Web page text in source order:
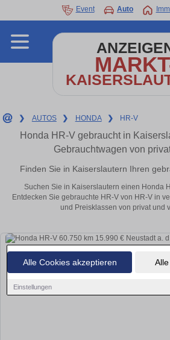
Alle Cookies akzeptieren
Einstellungen
Event Auto
❯ AUTOS ❯ HONDA ❯ HR-V
Honda HR-V gebraucht in
Gebrauchtwagen von
Finden Sie in Kaiserslautern Ihren
Suchen Sie in Kaiserslautern einen Honda
Entdecken Sie gebrauchte HR-V von HR-V in
und Preisklassen von privat und